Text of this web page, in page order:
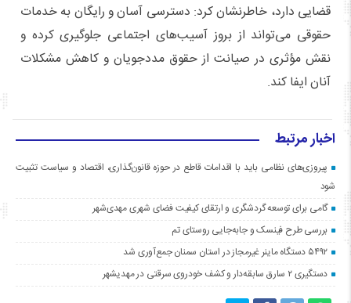
قضایی دارد، خاطرنشان کرد: دسترسی آسان و رایگان به خدمات
حقوقی می‌تواند از بروز آسیب‌های اجتماعی جلوگیری کرده و
نقش مؤثری در صیانت از حقوق مددجویان و کاهش مشکلات
آنان ایفا کند.
اخبار مرتبط
پیروزی‌های نظامی باید با اقدامات قاطع در حوزه قانون‌گذاری، اقتصاد و سیاست تثبیت
شود
گامی برای توسعه گردشگری و ارتقای کیفیت فضای شهری مهدی‌شهر
بررسی طرح فینسک و جابه‌جایی روستای تم
۵۴۹۲ دستگاه ماینر غیرمجاز در استان سمنان جمع‌آوری شد
دستگیری ۲ سارق سابقه‌دار و کشف خودروی سرقتی در مهدیشهر